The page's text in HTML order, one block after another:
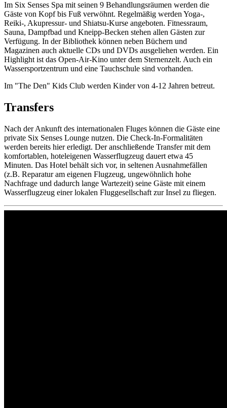
Im Six Senses Spa mit seinen 9 Behandlungsräumen werden die
Gäste von Kopf bis Fuß verwöhnt. Regelmäßig werden Yoga-,
Reiki-, Akupressur- und Shiatsu-Kurse angeboten. Fitnessraum,
Sauna, Dampfbad und Kneipp-Becken stehen allen Gästen zur
Verfügung. In der Bibliothek können neben Büchern und
Magazinen auch aktuelle CDs und DVDs ausgeliehen werden. Ein
Highlight ist das Open-Air-Kino unter dem Sternenzelt. Auch ein
Wassersportzentrum und eine Tauchschule sind vorhanden.
Im "The Den" Kids Club werden Kinder von 4-12 Jahren betreut.
Transfers
Nach der Ankunft des internationalen Fluges können die Gäste eine
private Six Senses Lounge nutzen. Die Check-In-Formalitäten
werden bereits hier erledigt. Der anschließende Transfer mit dem
komfortablen, hoteleigenen Wasserflugzeug dauert etwa 45
Minuten. Das Hotel behält sich vor, in seltenen Ausnahmefällen
(z.B. Reparatur am eigenen Flugzeug, ungewöhnlich hohe
Nachfrage und dadurch lange Wartezeit) seine Gäste mit einem
Wasserflugzeug einer lokalen Fluggesellschaft zur Insel zu fliegen.